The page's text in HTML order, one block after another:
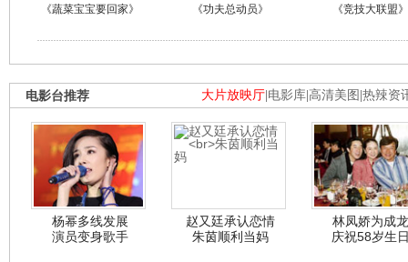
《蔬菜宝宝要回家》 《功夫总动员》 《竞技大联盟》
大片放映厅 电影库 高清美图 热辣资
电影台推荐
杨幂多线发展
演员变身歌手
赵又廷承认恋情
朱茵顺利当妈
林凤娇为成龙
庆祝58岁生